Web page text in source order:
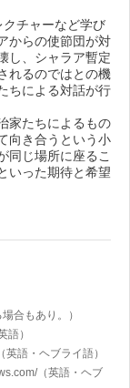
チャーなど学び
からの使節団が対
し、シャラア暫定
れるのではとの機
ちによる対話が行
家たちによるもの
向き合うという小
同じ場所に座るこ
いった期待と希望
合もあり。）
語）
英語・ヘブライ語）
（英語・ヘブ